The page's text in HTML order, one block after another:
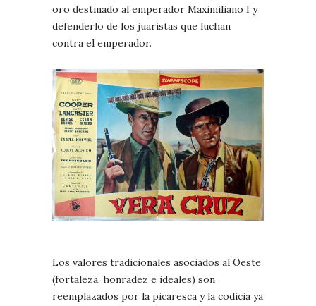
oro destinado al emperador Maximiliano I y
defenderlo de los juaristas que luchan
contra el emperador.
Los valores tradicionales asociados al Oeste
(fortaleza, honradez e ideales) son
reemplazados por la picaresca y la codicia ya